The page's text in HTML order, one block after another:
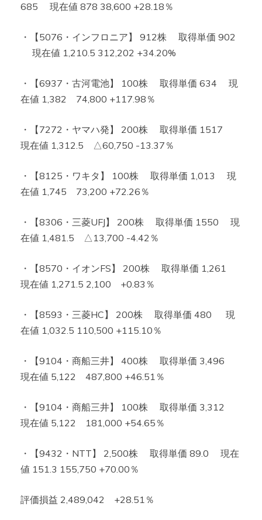
685 現在値 878 38,600 +28.18％
・【5076・インフロニア】 912株 取得単価 902
現在値 1,210.5 312,202 +34.20%
・【6937・古河電池】 100株 取得単価 634 現
在値 1,382 74,800 +117.98％
・【7272・ヤマハ発】 200株 取得単価 1517
現在値 1,312.5 △60,750 -13.37％
・【8125・ワキタ】 100株 取得単価 1,013 現
在値 1,745 73,200 +72.26％
・【8306・三菱UFJ】 200株 取得単価 1550 現
在値 1,481.5 △13,700 -4.42％
・【8570・イオンFS】 200株 取得単価 1,261
現在値 1,271.5 2,100 +0.83％
・【8593・三菱HC】 200株 取得単価 480 現
在値 1,032.5 110,500 +115.10％
・【9104・商船三井】 400株 取得単価 3,496
現在値 5,122 487,800 +46.51％
・【9104・商船三井】 100株 取得単価 3,312
現在値 5,122 181,000 +54.65％
・【9432・NTT】 2,500株 取得単価 89.0 現在
値 151.3 155,750 +70.00％
評価損益 2,489,042 +28.51％